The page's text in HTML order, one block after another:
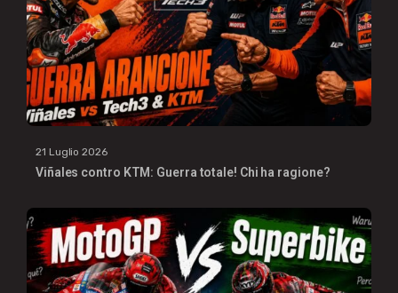
21 Luglio 2026
Viñales contro KTM: Guerra totale! Chi ha ragione?